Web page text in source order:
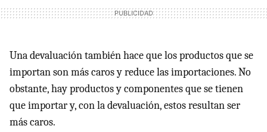
Una devaluación también hace que los productos que se
importan son más caros y reduce las importaciones. No
obstante, hay productos y componentes que se tienen
que importar y, con la devaluación, estos resultan ser
más caros.